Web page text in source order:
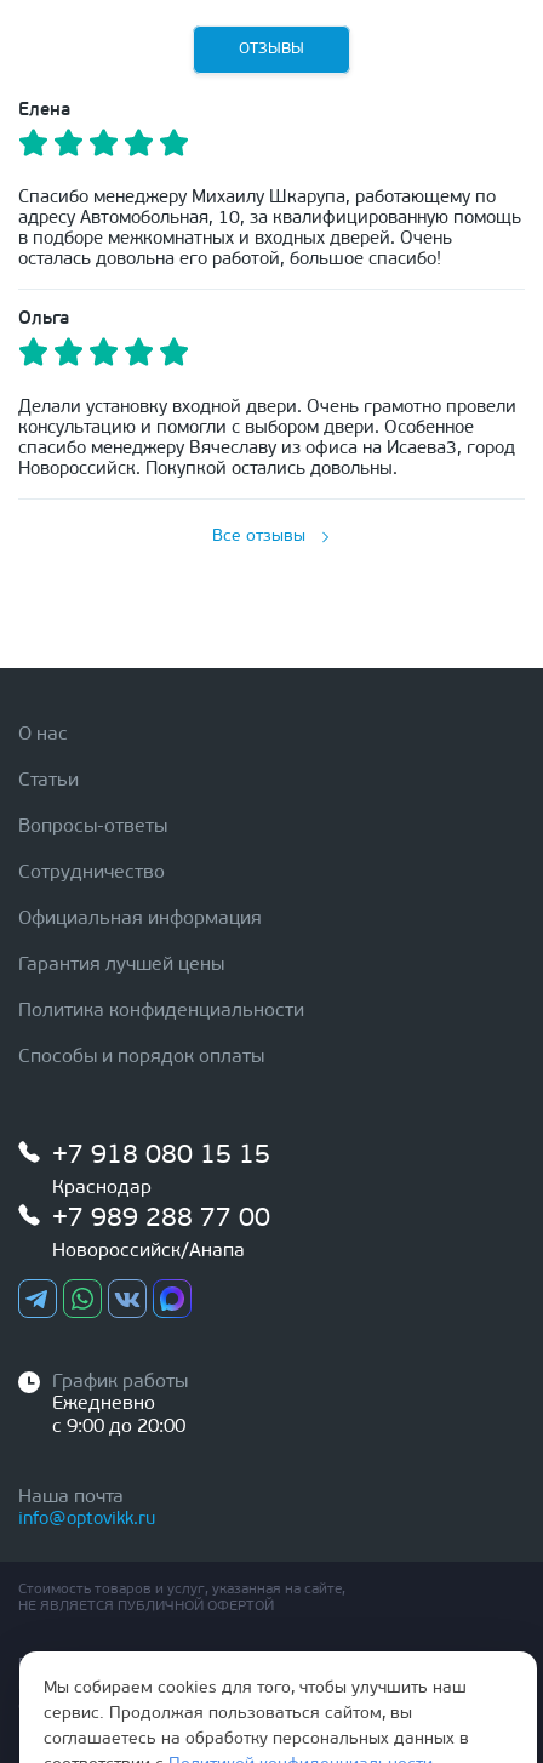
ОТЗЫВЫ
Елена
Спасибо менеджеру Михаилу Шкарупа, работающему по
адресу Автомобольная, 10, за квалифицированную помощь
в подборе межкомнатных и входных дверей. Очень
осталась довольна его работой, большое спасибо!
Ольга
Делали установку входной двери. Очень грамотно провели
консультацию и помогли с выбором двери. Особенное
спасибо менеджеру Вячеславу из офиса на Исаева3, город
Новороссийск. Покупкой остались довольны.
Все отзывы
О нас
Статьи
Вопросы-ответы
Сотрудничество
Официальная информация
Гарантия лучшей цены
Политика конфиденциальности
Способы и порядок оплаты
+7 918 080 15 15
Краснодар
+7 989 288 77 00
Новороссийск/Анапа
График работы
Ежедневно
с 9:00 до 20:00
Наша почта
info@optovikk.ru
Стоимость товаров и услуг, указанная на сайте,
НЕ ЯВЛЯЕТСЯ ПУБЛИЧНОЙ ОФЕРТОЙ
Правила эксплутации входных и межкомнатных дверей
Политика обработки персональных данных
Согласие на обработку персональных данных
Мы собираем cookies для того, чтобы улучшить наш
сервис. Продолжая пользоваться сайтом, вы
соглашаетесь на обработку персональных данных в